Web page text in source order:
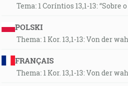
Tema: 1 Coríntios 13,1-13: “Sobre
POLSKI
Thema: 1 Kor. 13,1-13: Von der
FRANÇAIS
Thema: 1 Kor. 13,1-13: Von der